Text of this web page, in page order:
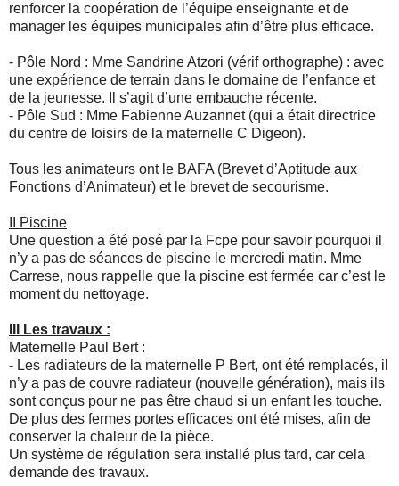
renforcer la coopération de l’équipe enseignante et de
manager les équipes municipales afin d’être plus efficace.
- Pôle Nord : Mme Sandrine Atzori (vérif orthographe) : avec
une expérience de terrain dans le domaine de l’enfance et
de la jeunesse. Il s’agit d’une embauche récente.
- Pôle Sud : Mme Fabienne Auzannet (qui a était directrice
du centre de loisirs de la maternelle C Digeon).
Tous les animateurs ont le BAFA (Brevet d’Aptitude aux
Fonctions d’Animateur) et le brevet de secourisme.
II Piscine
Une question a été posé par la Fcpe pour savoir pourquoi il
n’y a pas de séances de piscine le mercredi matin. Mme
Carrese, nous rappelle que la piscine est fermée car c’est le
moment du nettoyage.
III Les travaux :
Maternelle Paul Bert :
- Les radiateurs de la maternelle P Bert, ont été remplacés, il
n’y a pas de couvre radiateur (nouvelle génération), mais ils
sont conçus pour ne pas être chaud si un enfant les touche.
De plus des fermes portes efficaces ont été mises, afin de
conserver la chaleur de la pièce.
Un système de régulation sera installé plus tard, car cela
demande des travaux.